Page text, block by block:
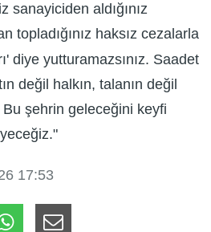
sanayiciden aldığınız
topladığınız haksız cezalarla
diye yutturamazsınız. Saadet
değil halkın, talanın değil
Bu şehrin geleceğini keyfi
17:53